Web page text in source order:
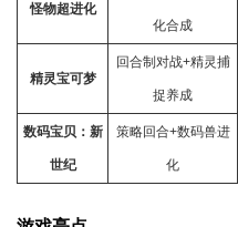
怪物超进化
化合成
精灵宝可梦
回合制对战+精灵捕
捉养成
数码宝贝：新
世纪
策略回合+数码兽进
化